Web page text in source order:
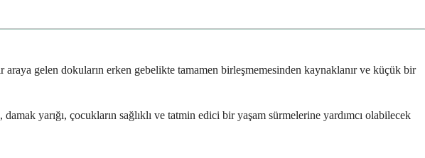
araya gelen dokuların erken gebelikte tamamen birleşmemesinden kaynaklanır ve küçük bir
yarığı, çocukların sağlıklı ve tatmin edici bir yaşam sürmelerine yardımcı olabilecek